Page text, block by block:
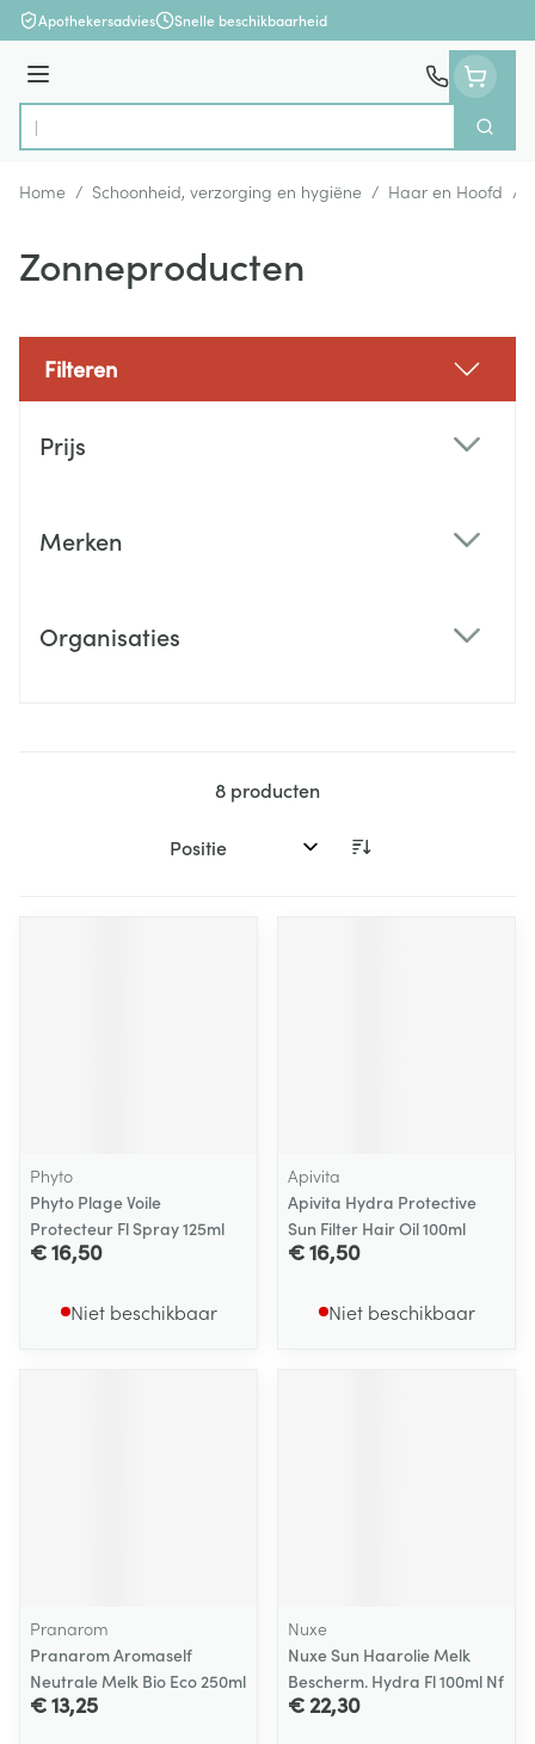
Ga naar de inhoud
Apothekersadvies Snelle beschikbaarheid
Menu
Product, merk, categorie...
Zoek
Home / Schoonheid, verzorging en hygiëne / Haar en Hoofd /
Zonneproducten
Filteren
Prijs
Merken
Organisaties
8 producten
Sorteer op:
Phyto
Phyto Plage Voile
Protecteur Fl Spray 125ml
€ 16,50
Niet beschikbaar
Apivita
Apivita Hydra Protective
Sun Filter Hair Oil 100ml
€ 16,50
Niet beschikbaar
Pranarom
Pranarom Aromaself
Neutrale Melk Bio Eco 250ml
€ 13,25
Nuxe
Nuxe Sun Haarolie Melk
Bescherm. Hydra Fl 100ml Nf
€ 22,30